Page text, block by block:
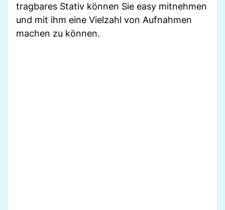
tragbares Stativ können Sie easy mitnehmen
und mit ihm eine Vielzahl von Aufnahmen
machen zu können.